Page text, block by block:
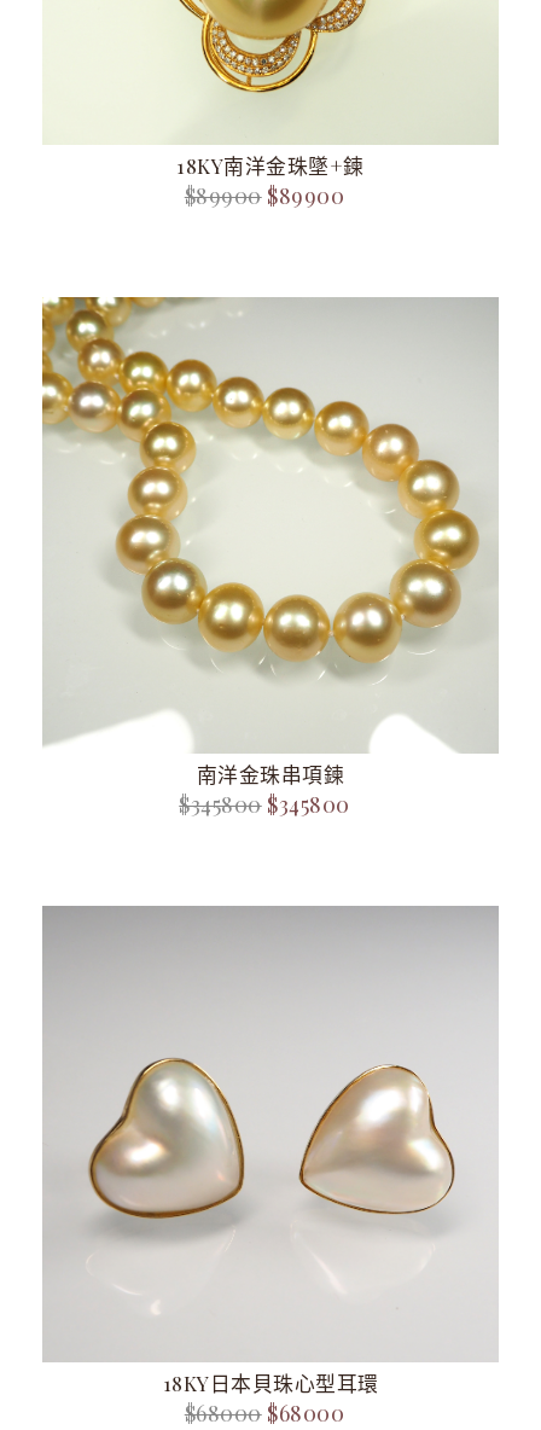
18KY南洋金珠墜+鍊
$89900 $89900
南洋金珠串項鍊
$345800 $345800
18KY日本貝珠心型耳環
$68000 $68000